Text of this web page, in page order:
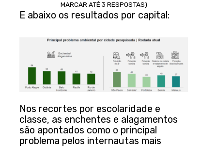
MARCAR ATÉ 3 RESPOSTAS)
E abaixo os resultados por capital:
Nos recortes por escolaridade e
classe, as enchentes e alagamentos
são apontados como o principal
problema pelos internautas mais